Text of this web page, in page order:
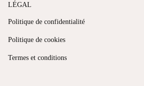
LÉGAL
Politique de confidentialité
Politique de cookies
Termes et conditions